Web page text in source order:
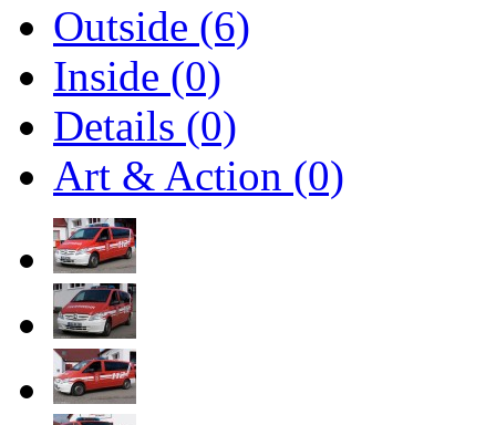
Outside (6)
Inside (0)
Details (0)
Art & Action (0)